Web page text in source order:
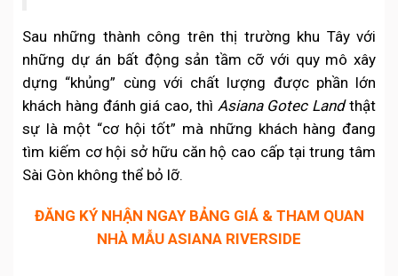
Sau những thành công trên thị trường khu Tây với
những dự án bất động sản tầm cỡ với quy mô xây
dựng “khủng” cùng với chất lượng được phần lớn
khách hàng đánh giá cao, thì Asiana Gotec Landthật
sự là một “cơ hội tốt” mà những khách hàng đang
tìm kiếm cơ hội sở hữu căn hộ cao cấp tại trung tâm
Sài Gòn không thể bỏ lỡ.
ĐĂNG KÝ NHẬN NGAY BẢNG GIÁ & THAM QUAN
NHÀ MẪU ASIANA RIVERSIDE